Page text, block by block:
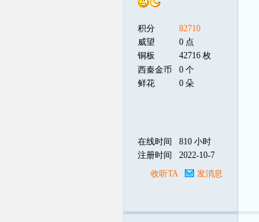
积分
82710
威望
0 点
铜板
42716 枚
西秦金币
0 个
鲜花
0 朵
在线时间
810 小时
注册时间
2022-10-7
收听TA
发消息